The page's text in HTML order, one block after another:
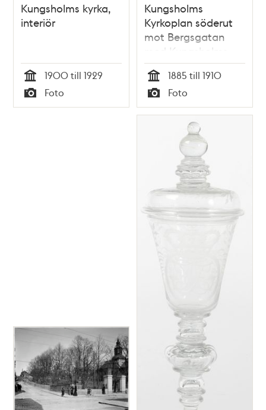
Kungsholms kyrka,
interiör
Tid
1900 till 1929
Typ
Foto
Kungsholms
Kyrkoplan söderut
mot Bergsgatan
med Kungsholms
kyrka i fonden
Tid
1885 till 1910
Typ
Foto